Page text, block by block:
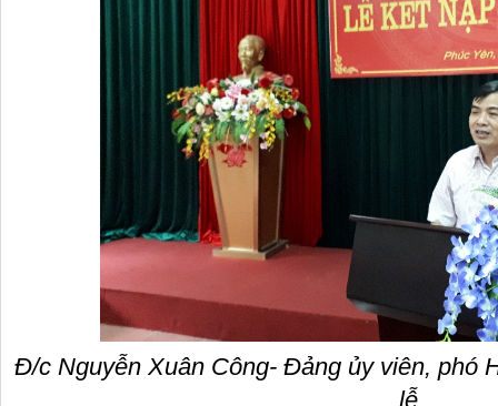
Đ/c Nguyễn Xuân Công- Đảng ủy viên, phó
lễ